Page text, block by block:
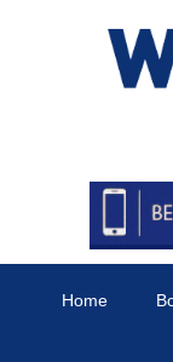
Home